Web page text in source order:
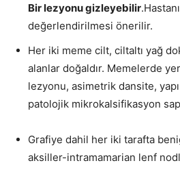
Bir lezyonu gizleyebilir
değerlendirilmesi önerilir.
Her iki meme cilt, ciltaltı yağ
alanlar doğaldır. Memelerde
lezyonu, asimetrik dansite,
patolojik mikrokalsifikasyon
Grafiye dahil her iki tarafta
aksiller-intramamarian lenf